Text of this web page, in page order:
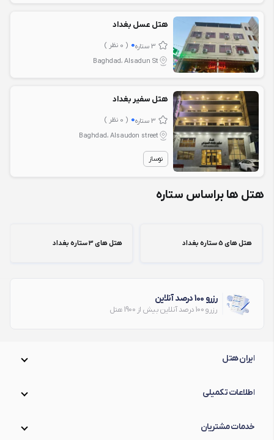
هتل عسل بغداد
3 ستاره 0 ( 0 نظر )
Baghdad، Alsadun St
هتل سفیر بغداد
3 ستاره 0 ( 0 نظر )
Baghdad، Alsaudon street
نوساز
هتل ها براساس ستاره
هتل های 5 ستاره بغداد هتل های 3 ستاره بغداد
رزرو 100 درصد آنلاین
رزرو 100 درصد آنلاین بیش از 1900 هتل
ایران هتل
اطلاعات تکمیلی
خدمات مشتریان